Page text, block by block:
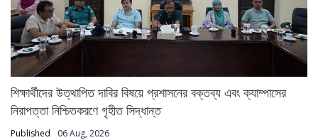
শিক্ষার্থীদের উত্থাপিত দাবির বিষয়ে প্রশাসনের বক্তব্য এবং ক্যাম্পাসের
নিরাপত্তা নিশ্চিতকরণে গৃহীত সিদ্ধান্ত
Published 06 Aug, 2026